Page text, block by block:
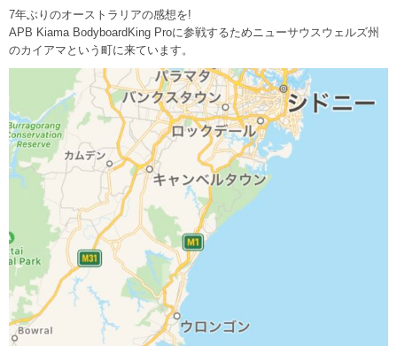
7年ぶりのオーストラリアの感想を!
APB Kiama BodyboardKing Proに参戦するためニューサウスウェルズ州
のカイアマという町に来ています。